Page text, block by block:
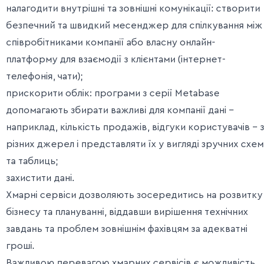
налагодити внутрішні та зовнішні комунікації: створити
безпечний та швидкий месенджер для спілкування між
співробітниками компанії або власну онлайн-
платформу для взаємодії з клієнтами (інтернет-
телефонія, чати);
прискорити облік: програми з серії Metabase
допомагають збирати важливі для компанії дані –
наприклад, кількість продажів, відгуки користувачів – з
різних джерел і представляти їх у вигляді зручних схем
та таблиць;
захистити дані.
Хмарні сервіси дозволяють зосередитись на розвитку
бізнесу та плануванні, віддавши вирішення технічних
завдань та проблем зовнішнім фахівцям за адекватні
гроші.